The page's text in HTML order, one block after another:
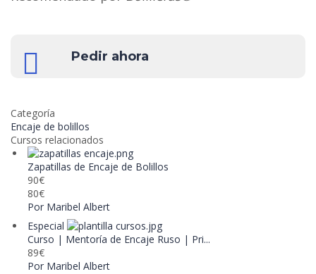
Pedir ahora
Categoría
Encaje de bolillos
Cursos relacionados
Zapatillas de Encaje de Bolillos
90€
80€
Por Maribel Albert
Especial
Curso | Mentoría de Encaje Ruso | Pri...
89€
Por Maribel Albert